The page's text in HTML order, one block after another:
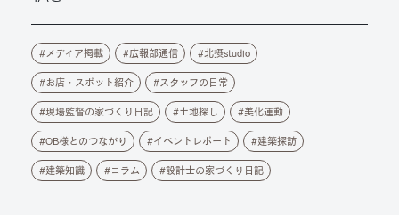
メディア掲載 広報部通信 北摂studio
お店・スポット紹介 スタッフの日常
現場監督の家づくり日記 土地探し 美化運動
OB様とのつながり イベントレポート 建築探訪
建築知識 コラム 設計士の家づくり日記